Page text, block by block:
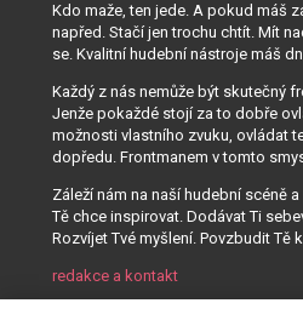
Kdo maže, ten jede. A pokud máš
napřed. Stačí jen trochu chtít. Mít
se. Kvalitní hudební nástroje máš
Každý z nás nemůže být skutečný
Jenže pokaždé stojí za to dobře
možnosti vlastního zvuku, ovládat
dopředu. Frontmanem v tomto
Záleží nám na naší hudební scéně
Tě chce inspirovat. Dodávat Ti
Rozvíjet Tvé myšlení. Povzbudit Tě
redakce a kontakt